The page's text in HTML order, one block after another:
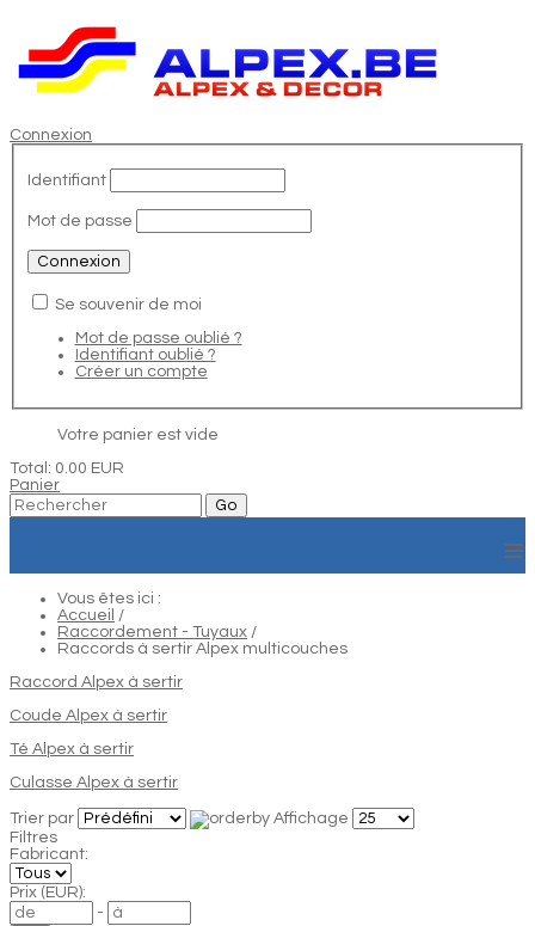
Connexion
Identifiant
Mot de passe
Se souvenir de moi
Mot de passe oublié ?
Identifiant oublié ?
Créer un compte
Votre panier est vide
Total: 0.00 EUR
Panier
≡
Vous êtes ici :
Accueil /
Raccordement - Tuyaux /
Raccords à sertir Alpex multicouches
Raccord Alpex à sertir
Coude Alpex à sertir
Té Alpex à sertir
Culasse Alpex à sertir
Trier par
Affichage
Filtres
Fabricant:
Prix (EUR):
-